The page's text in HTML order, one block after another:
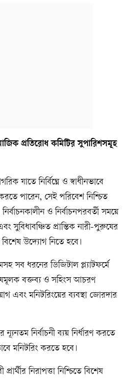
প্রতিরোধ কমিটির সুপারিশসমূহ
যাতে নির্বিঘ্নে ও স্বাধীনভাবে
পারেন, সেই পরিবেশ নিশ্চিত
ও নির্বাচনপরবর্তী সময়ে
সুবিধাবঞ্চিত প্রান্তিক নারী-পুরুষের
বিশেষ উদ্যোগ নিতে হবে।
সব ধরনের ডিজিটাল প্ল্যাটফর্মে
বক্তব্য ও সহিংস আচরণ
এবং মনিটরিংয়ের ব্যবস্থা জোরদার
নির্বাচনী ব্যয় নির্ধারণ করতে
মনিটরিং করতে হবে।
প্রার্থীর নিরাপত্তা নিশ্চিতে বিশেষ